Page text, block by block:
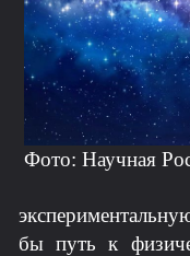
Фото: Научная
бы путь к